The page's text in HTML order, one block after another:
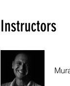
Instructors